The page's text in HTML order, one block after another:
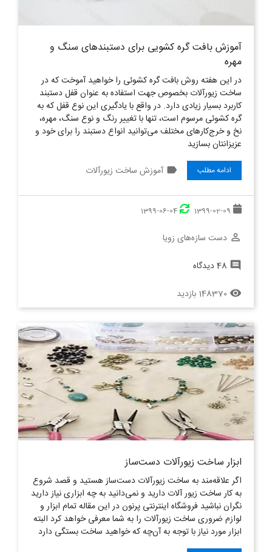
آموزش بافت گره کشویی برای دستبندهای سنگ و
مهره
در این هفته روش بافت گره کشوئی را خواهید آموخت که در
ساخت زیورآلات بخصوص جهت استفاده به عنوان قفل دستبند
کاربرد بسیار زیادی دارد. در واقع با یادگیری این نوع قفل که به
گره کشوئی مرسوم است، تنها با تغییر رنگ و نوع سنگ، مهره،
نخ و خرج‌کارهای مختلف می‌توانید انواع دستبند را برای خود و
عزیزانتان بسازید
ادامه مطلب label آموزش ساخت زیورآلات
1399-02-09
1399-06-04
perm_identity دست سازه‌های زویا
comment 48 دیدگاه
remove_red_eye 148370 بازدید
ابزار ساخت زیورآلات دست‌ساز
اگر علاقه‌مند به ساخت زیورآلات دست‌ساز هستید و قصد شروع
به کار ساخت زیور آلات دارید و نمی‌دانید به چه ابزاری نیاز دارید
نگران نباشید فروشگاه اینترنتی پرنون در این مقاله تمام ابزار و
لوازم ضروری ساخت زیورآلات را به شما معرفی خواهد کرد البته
ابزار مورد نیاز با توجه به آن‌چه که خواهید ساخت بستگی دارد